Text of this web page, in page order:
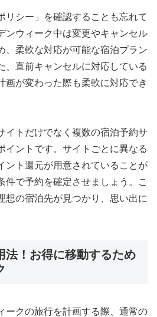
リシー」を確認することも忘れて
ンウィーク中は変更やキャンセル
、柔軟な対応が可能な宿泊プラン
、直前キャンセルに対応している
画が変わった際も柔軟に対応でき
イトだけでなく複数の宿泊予約サ
イントです。サイトごとに異なる
ント還元が用意されていることが
件で予約を確定させましょう。こ
想の宿泊先が見つかり、思い出に
法！お得に移動するため
ークの旅行を計画する際、通常の